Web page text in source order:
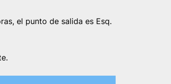
el punto de salida es Esq.